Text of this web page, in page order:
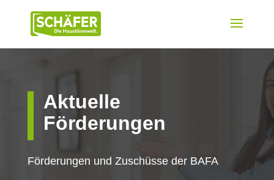
Aktuelle
Förderungen
Förderungen und Zuschüsse der BAFA